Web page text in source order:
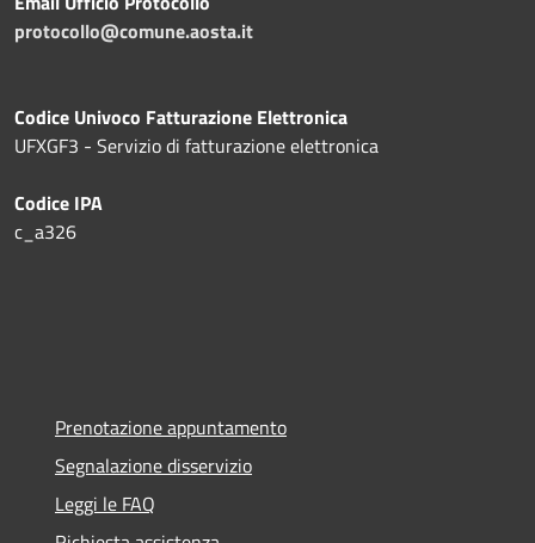
protocollo@comune.aosta.it
Codice Univoco Fatturazione Elettronica
UFXGF3 - Servizio di fatturazione elettronica
Codice IPA
c_a326
Prenotazione appuntamento
Segnalazione disservizio
Leggi le FAQ